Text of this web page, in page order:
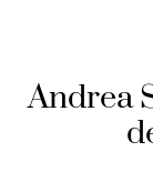
Andrea